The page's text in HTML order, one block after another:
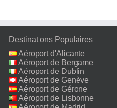
Destinations Populaires
Aéroport d'Alicante
Aéroport de Bergame
Aéroport de Dublin
Aéroport de Genève
Aéroport de Gérone
Aéroport de Lisbonne